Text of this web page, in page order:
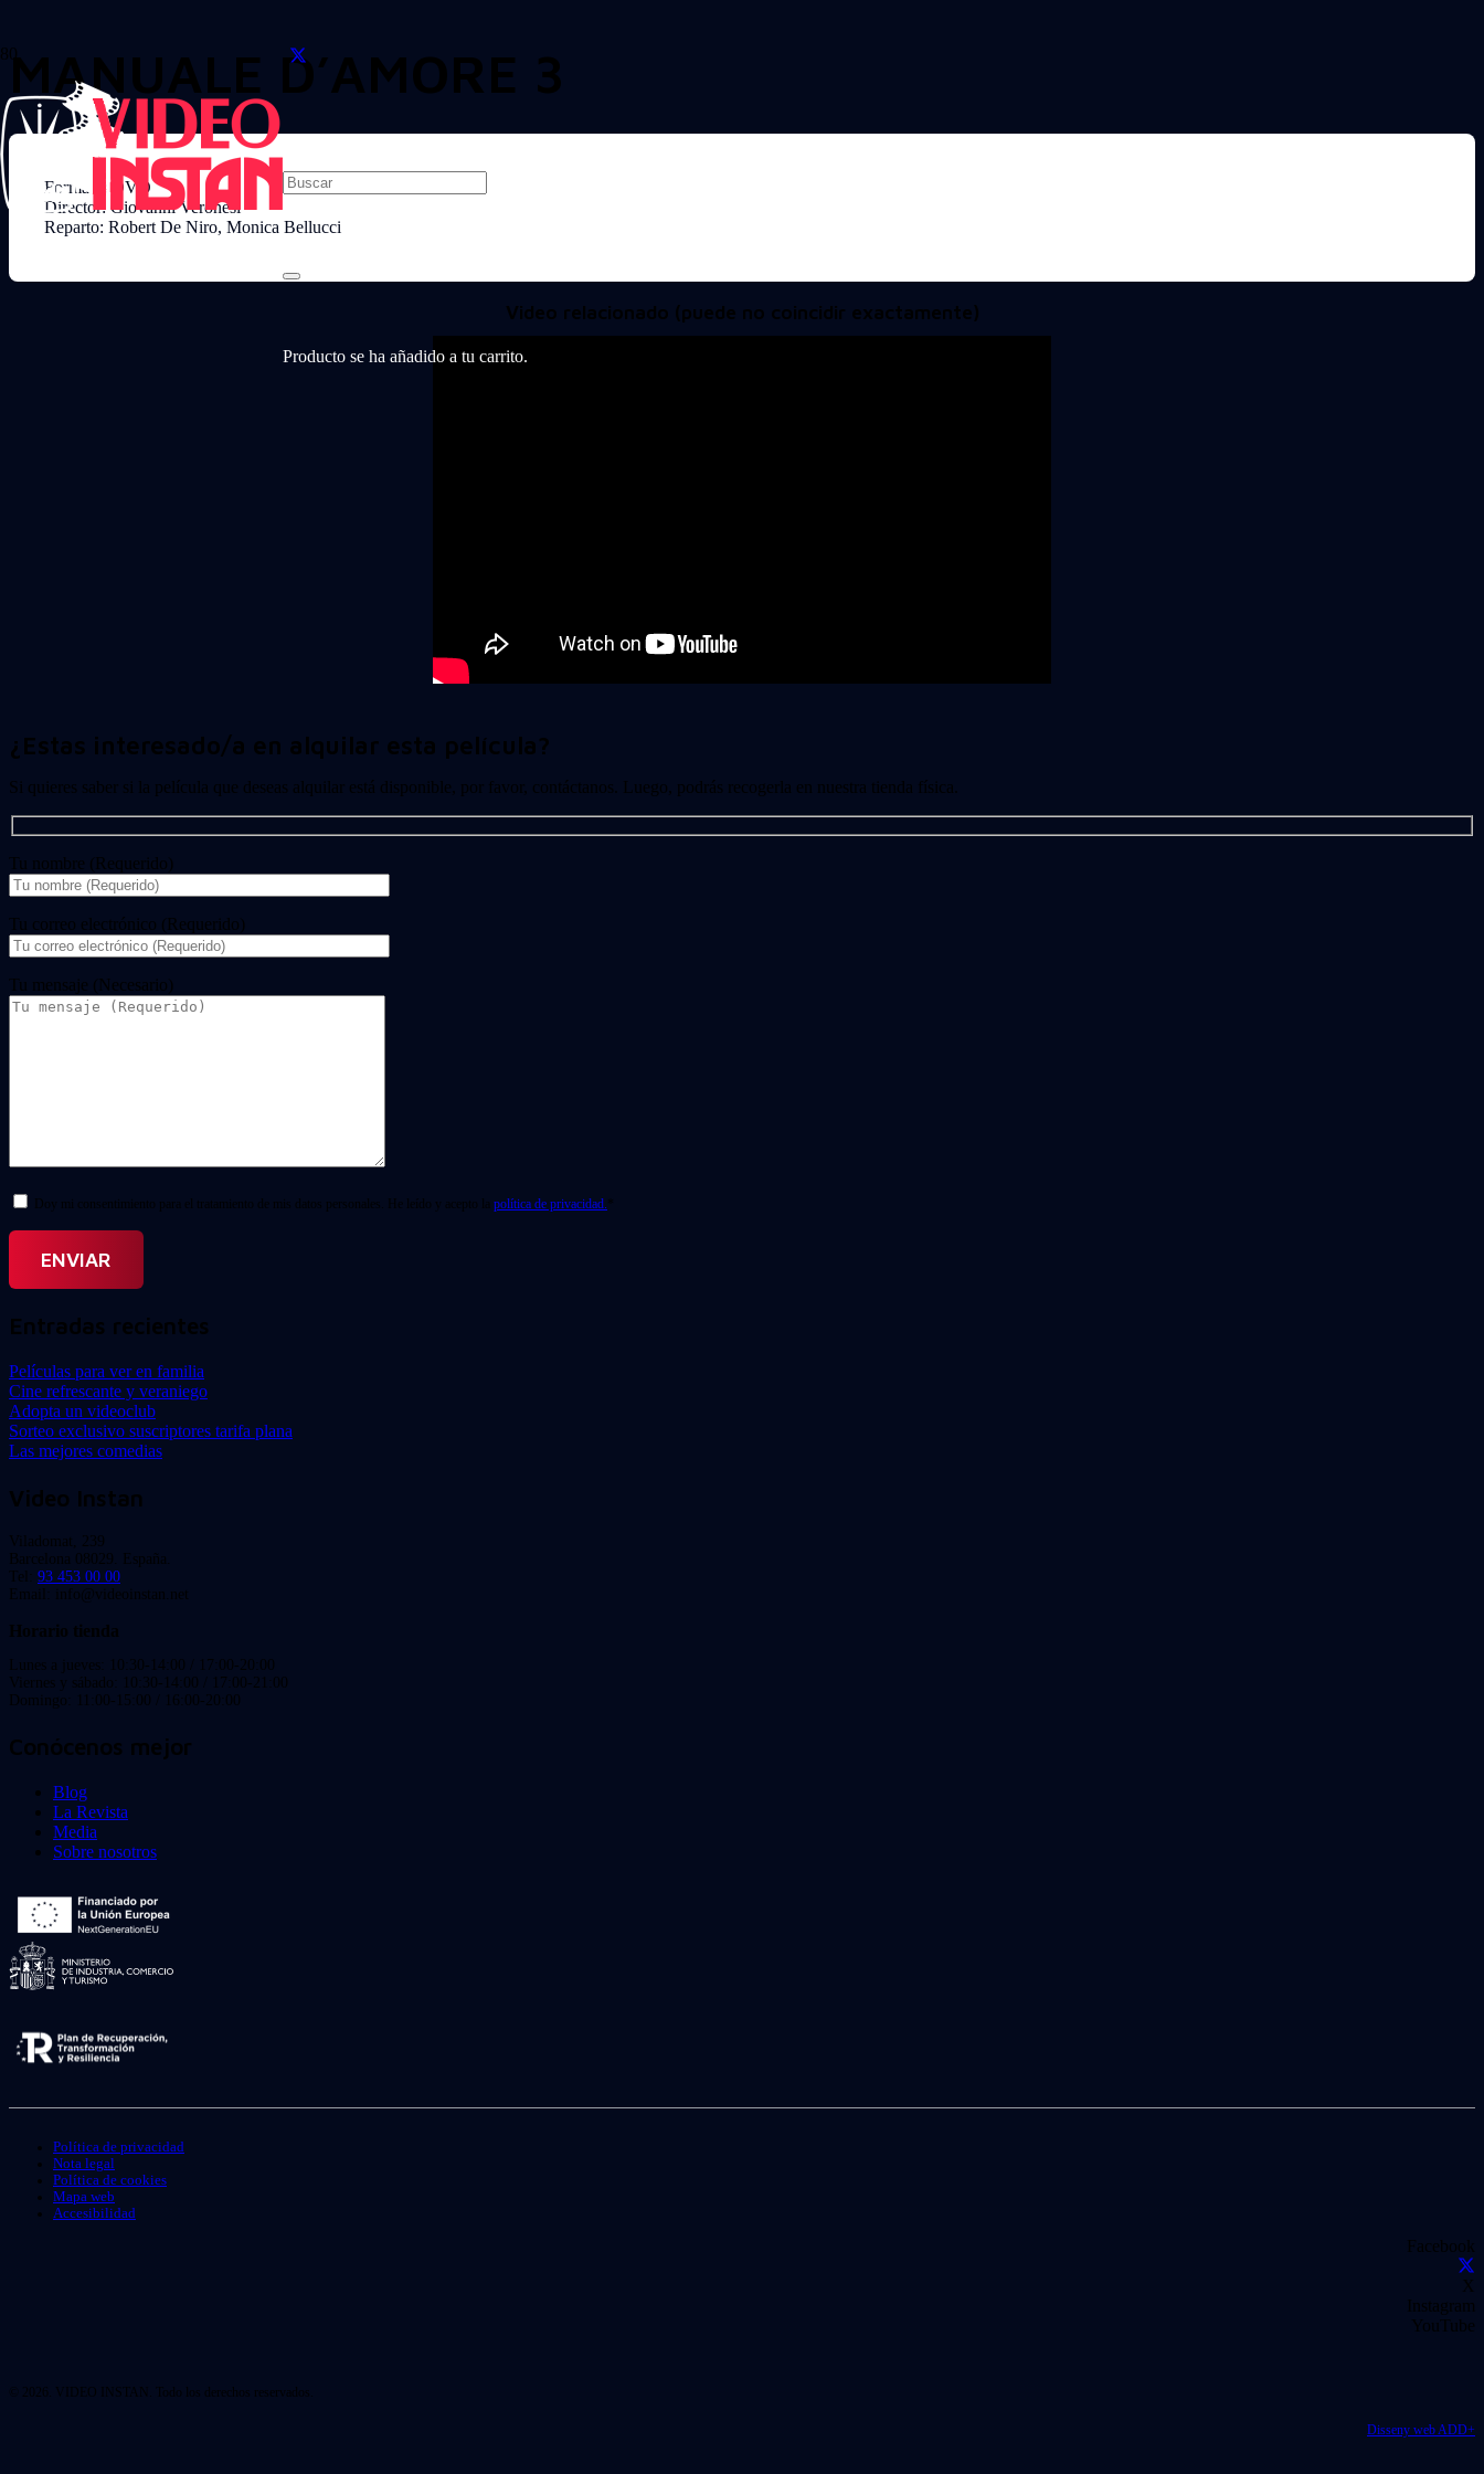
Producto se ha añadido a tu carrito.
MANUALE D’AMORE 3
Formato: DVD
Director: Giovanni Veronesi
Reparto: Robert De Niro, Monica Bellucci
Video relacionado (puede no coincidir exactamente)
¿Estas interesado/a en alquilar esta película?
Si quieres saber si la película que deseas alquilar está disponible, por favor, contáctanos. Luego, podrás recogerla en nuestra tienda física.
Tu nombre (Requerido)
Tu correo electrónico (Requerido)
Tu mensaje (Necesario)
Doy mi consentimiento para el tratamiento de mis datos personales. He leído y acepto la política de privacidad. *
Entradas recientes
Películas para ver en familia
Cine refrescante y veraniego
Adopta un videoclub
Sorteo exclusivo suscriptores tarifa plana
Las mejores comedias
Video Instan
Viladomat, 239
Barcelona 08029. España.
Tel: 93 453 00 00
Email: info@videoinstan.net
Horario tienda
Lunes a jueves: 10:30-14:00 / 17:00-20:00
Viernes y sábado: 10:30-14:00 / 17:00-21:00
Domingo: 11:00-15:00 / 16:00-20:00
Conócenos mejor
Blog
La Revista
Media
Sobre nosotros
Política de privacidad
Nota legal
Política de cookies
Mapa web
Accesibilidad
Facebook
X
Instagram
YouTube
© 2026. VIDEO INSTAN. Todo los derechos reservados.
Disseny web ADD+